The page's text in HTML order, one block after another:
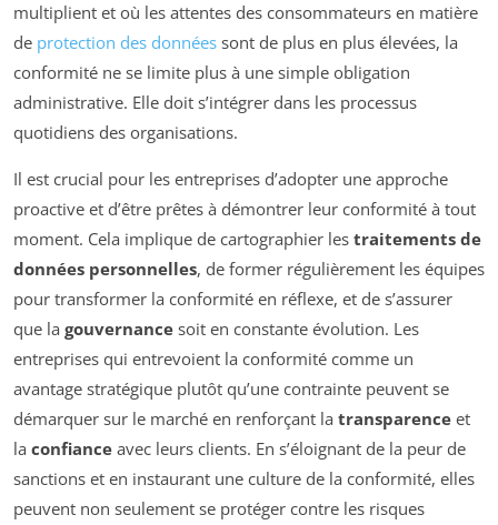
multiplient et où les attentes des consommateurs en matière
de protection des données sont de plus en plus élevées, la
conformité ne se limite plus à une simple obligation
administrative. Elle doit s’intégrer dans les processus
quotidiens des organisations.
Il est crucial pour les entreprises d’adopter une approche
proactive et d’être prêtes à démontrer leur conformité à tout
moment. Cela implique de cartographier les traitements de
données personnelles, de former régulièrement les équipes
pour transformer la conformité en réflexe, et de s’assurer
que la gouvernance soit en constante évolution. Les
entreprises qui entrevoient la conformité comme un
avantage stratégique plutôt qu’une contrainte peuvent se
démarquer sur le marché en renforçant la transparence et
la confiance avec leurs clients. En s’éloignant de la peur de
sanctions et en instaurant une culture de la conformité, elles
peuvent non seulement se protéger contre les risques